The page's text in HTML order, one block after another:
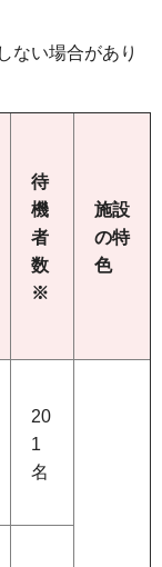
ない場合があり
待
機
者
数
※
施設
の特
色
20
1
名